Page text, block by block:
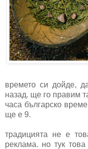
времето си дойде,
назад. ще го правим
часа българско
ще е 9.
традицията не е
реклама. но тук